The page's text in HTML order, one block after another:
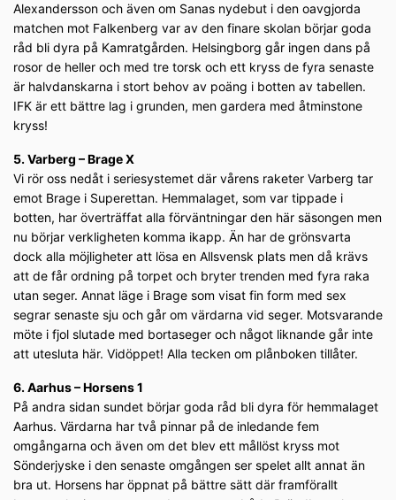
Alexandersson och även om Sanas nydebut i den oavgjorda
matchen mot Falkenberg var av den finare skolan börjar goda
råd bli dyra på Kamratgården. Helsingborg går ingen dans på
rosor de heller och med tre torsk och ett kryss de fyra senaste
är halvdanskarna i stort behov av poäng i botten av tabellen.
IFK är ett bättre lag i grunden, men gardera med åtminstone
kryss!
5. Varberg – Brage X
Vi rör oss nedåt i seriesystemet där vårens raketer Varberg tar
emot Brage i Superettan. Hemmalaget, som var tippade i
botten, har överträffat alla förväntningar den här säsongen men
nu börjar verkligheten komma ikapp. Än har de grönsvarta
dock alla möjligheter att lösa en Allsvensk plats men då krävs
att de får ordning på torpet och bryter trenden med fyra raka
utan seger. Annat läge i Brage som visat fin form med sex
segrar senaste sju och går om värdarna vid seger. Motsvarande
möte i fjol slutade med bortaseger och något liknande går inte
att utesluta här. Vidöppet! Alla tecken om plånboken tillåter.
6. Aarhus – Horsens 1
På andra sidan sundet börjar goda råd bli dyra för hemmalaget
Aarhus. Värdarna har två pinnar på de inledande fem
omgångarna och även om det blev ett mållöst kryss mot
Sönderjyske i den senaste omgången ser spelet allt annat än
bra ut. Horsens har öppnat på bättre sätt där framförallt